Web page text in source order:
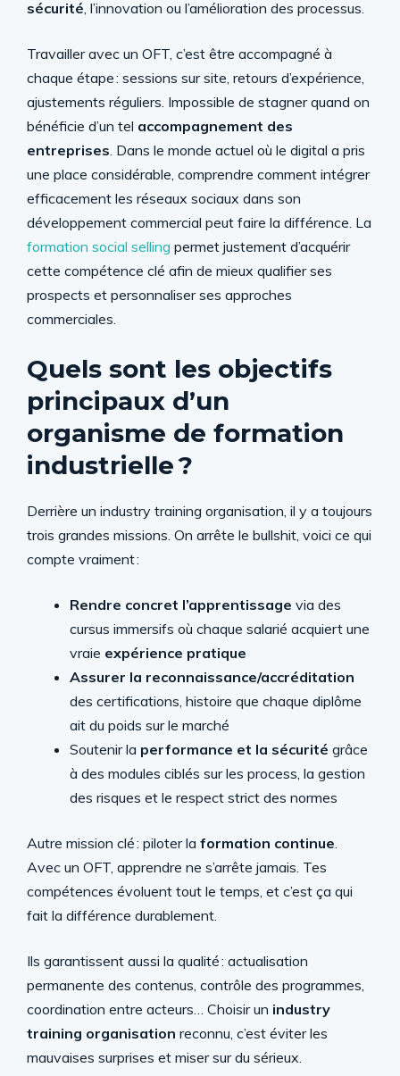
sécurité, l’innovation ou l’amélioration des processus.
Travailler avec un OFT, c’est être accompagné à
chaque étape : sessions sur site, retours d’expérience,
ajustements réguliers. Impossible de stagner quand on
bénéficie d’un tel accompagnement des
entreprises. Dans le monde actuel où le digital a pris
une place considérable, comprendre comment intégrer
efficacement les réseaux sociaux dans son
développement commercial peut faire la différence. La
formation social selling permet justement d’acquérir
cette compétence clé afin de mieux qualifier ses
prospects et personnaliser ses approches
commerciales.
Quels sont les objectifs
principaux d’un
organisme de formation
industrielle ?
Derrière un industry training organisation, il y a toujours
trois grandes missions. On arrête le bullshit, voici ce qui
compte vraiment :
Rendre concret l’apprentissage via des
cursus immersifs où chaque salarié acquiert une
vraie expérience pratique
Assurer la reconnaissance/accréditation
des certifications, histoire que chaque diplôme
ait du poids sur le marché
Soutenir la performance et la sécurité grâce
à des modules ciblés sur les process, la gestion
des risques et le respect strict des normes
Autre mission clé : piloter la formation continue.
Avec un OFT, apprendre ne s’arrête jamais. Tes
compétences évoluent tout le temps, et c’est ça qui
fait la différence durablement.
Ils garantissent aussi la qualité : actualisation
permanente des contenus, contrôle des programmes,
coordination entre acteurs… Choisir un industry
training organisation reconnu, c’est éviter les
mauvaises surprises et miser sur du sérieux.